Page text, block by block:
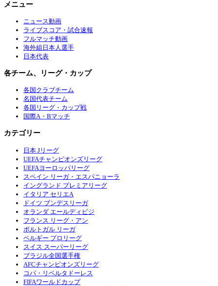
メニュー
ニュース動画
ライブスコア・試合速報
フルマッチ動画
海外組日本人選手
日本代表
各チーム、リーグ・カップ
各国クラブチーム
名国代表チーム
各国リーグ・カップ戦
国際A・Bマッチ
カテゴリー
日本 Jリーグ
UEFAチャンピオンズリーグ
UEFAヨーロッパリーグ
スペイン リーガ・エスパニョーラ
イングランド プレミアリーグ
イタリア セリエA
ドイツ ブンデスリーガ
オランダ エールディビジ
フランス リーグ・アン
ポルトガル リーガ
ベルギー プロリーグ
スイス スーパーリーグ
ブラジル全国選手権
AFCチャンピオンズリーグ
コパ・リベルタドーレス
FIFAワールドカップ